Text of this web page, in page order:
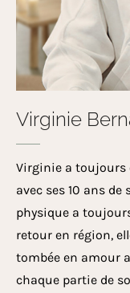
Virginie
Virginie a toujours
avec ses 10 ans de
physique a
retour en région,
tombée en amour
chaque partie de